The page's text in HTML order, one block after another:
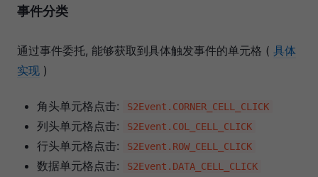
事件分类
通过事件委托, 能够获取到具体触发事件的单元格 ( 具体
实现 )
角头单元格点击: S2Event.CORNER_CELL_CLICK
列头单元格点击: S2Event.COL_CELL_CLICK
行头单元格点击: S2Event.ROW_CELL_CLICK
数据单元格点击: S2Event.DATA_CELL_CLICK